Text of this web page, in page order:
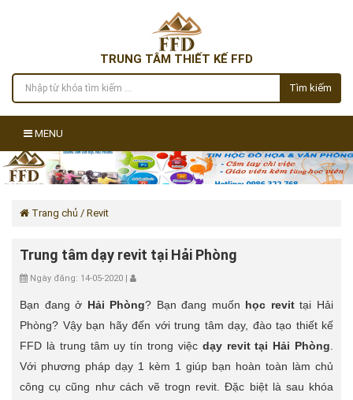
TRUNG TÂM THIẾT KẾ FFD
Tìm kiếm
MENU
Trang chủ / Revit
Trung tâm dạy revit tại Hải Phòng
Ngày đăng: 14-05-2020 |
Bạn đang ở Hải Phòng? Bạn đang muốn học revittại Hải
Phòng? Vậy bạn hãy đến với trung tâm dạy, đào tạo thiết kế
FFD là trung tâm uy tín trong việc dạy revit tại Hải Phòng
Với phương pháp dạy 1 kèm 1 giúp bạn hoàn toàn làm chủ
công cụ cũng như cách vẽ trogn revit. Đặc biệt là sau khóa